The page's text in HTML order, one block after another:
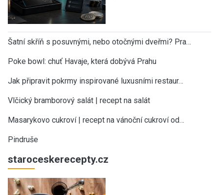
Šatní skříň s posuvnými, nebo otočnými dveřmi? Pra…
Poke bowl: chuť Havaje, která dobývá Prahu
Jak připravit pokrmy inspirované luxusními restaur…
Vlčický bramborový salát | recept na salát
Masarykovo cukroví | recept na vánoční cukroví od…
Pindruše
staroceskerecepty.cz